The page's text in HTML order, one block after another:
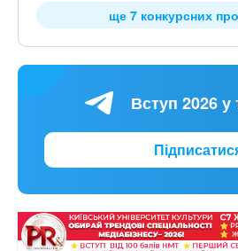
ще 7 конкурсних
Вступ 2026 у